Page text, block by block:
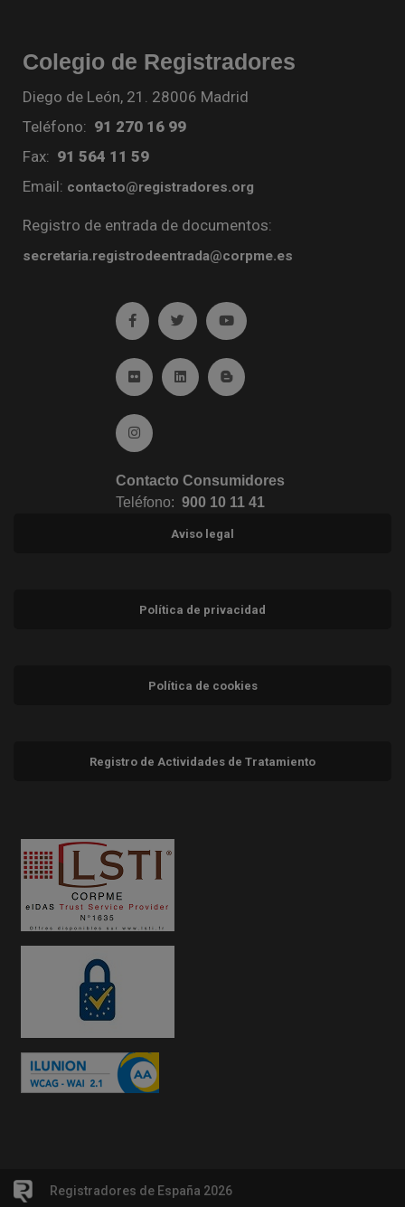
Colegio de Registradores
Diego de León, 21. 28006 Madrid
Teléfono: 91 270 16 99
Fax: 91 564 11 59
Email: contacto@registradores.org
Registro de entrada de documentos:
secretaria.registrodeentrada@corpme.es
Ir a facebook (abre en ventana nueva)
Ir a twitter (abre en ventana nueva)
Ir a YouTube (abre en
Ir a Flickr (abre en ventana nueva)
Ir a Linkedin (abre en ventana nueva)
Ir al Blog (abre en ventana
Ir a Instagram (abre en ventana nueva)
Contacto Consumidores
Teléfono: 900 10 11 41
Aviso legal
Política de privacidad
Política de cookies
Registro de Actividades de Tratamiento
Registradores de España 2026